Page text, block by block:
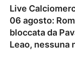
Live
06 agosto:
bloccata da
Leao, nessuna